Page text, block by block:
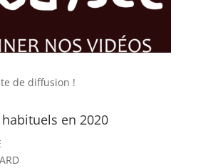
de diffusion !
en 2020